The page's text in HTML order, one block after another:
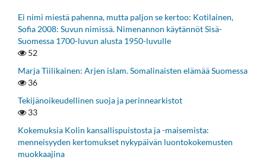
Ei nimi miestä pahenna, mutta paljon se kertoo: Kotilainen,
Sofia 2008: Suvun nimissä. Nimenannon käytännöt Sisä-
Suomessa 1700-luvun alusta 1950-luvulle
52
Marja Tiilikainen: Arjen islam. Somalinaisten elämää Suomessa
36
Tekijänoikeudellinen suoja ja perinnearkistot
33
Kokemuksia Kolin kansallispuistosta ja -maisemista:
menneisyyden kertomukset nykypäivän luontokokemusten
muokkaajina